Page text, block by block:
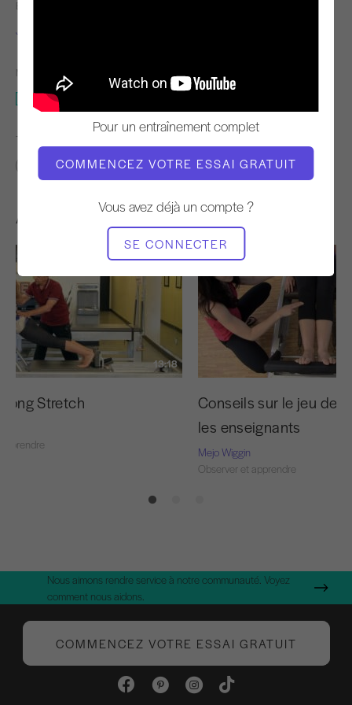
Pour un entraînement complet
COMMENCEZ VOTRE ESSAI GRATUIT
Vous avez déjà un compte ?
SE CONNECTER
ENSEIGNANT
Jay Grimes
MATÉRIEL NÉCESSAIRE
Réformateur
TROUVER DES COURS SIMILAIRES POUR
0 - 10 min
Réformateur
Autres séances d'entraînement
13:18
Stretch
Conseils sur le jeu de
les enseignants
Mejo Wiggin
Observer et apprendre
Nous aimons rendre service à notre communauté. Voyez
comment nous aidons.
COMMENCEZ VOTRE ESSAI GRATUIT